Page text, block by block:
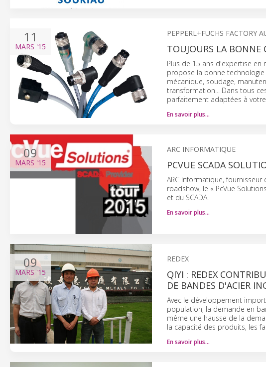
11
MARS '15
PEPPERL+FUCHS FACTORY
TOUJOURS LA BONNE
Plus de 15 ans d'expertise en
propose la bonne
mécanique, soudage,
transformation... Dans tous
parfaitement adaptées à
En savoir plus…
09
MARS '15
ARC INFORMATIQUE
PCVUE SCADA
ARC Informatique,
roadshow, le « PcVue
et du SCADA.
En savoir plus…
09
MARS '15
REDEX
QIYI : REDEX
DE BANDES D'ACIER
Avec le développement
population, la demande en
même une hausse de la
la capacité des produits, les
En savoir plus…